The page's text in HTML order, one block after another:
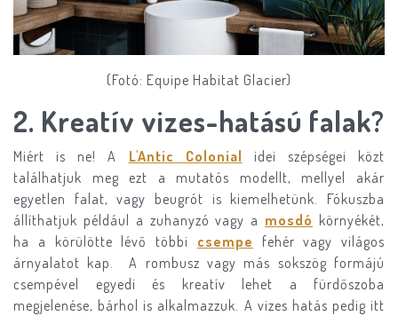
(Fotó: Equipe Habitat Glacier)
​2. Kreatív vizes-hatású falak?
Miért is ne! A L'Antic Colonial
idei szépségei közt
találhatjuk meg ezt a mutatós modellt, mellyel akár
egyetlen falat, vagy beugrót is kiemelhetünk. Fókuszba
állíthatjuk például a zuhanyzó vagy a mosdó környékét,
ha a körülötte lévő többi
csempe
fehér vagy világos
árnyalatot kap. A rombusz vagy más sokszög formájú
csempével egyedi és kreatív lehet a fürdőszoba
megjelenése, bárhol is alkalmazzuk. A vizes hatás pedig itt